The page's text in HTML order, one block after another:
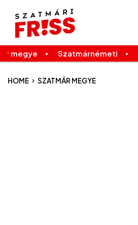
Legfrissebb
megye Szatmárnémeti
HOME › SZATMÁR MEGYE